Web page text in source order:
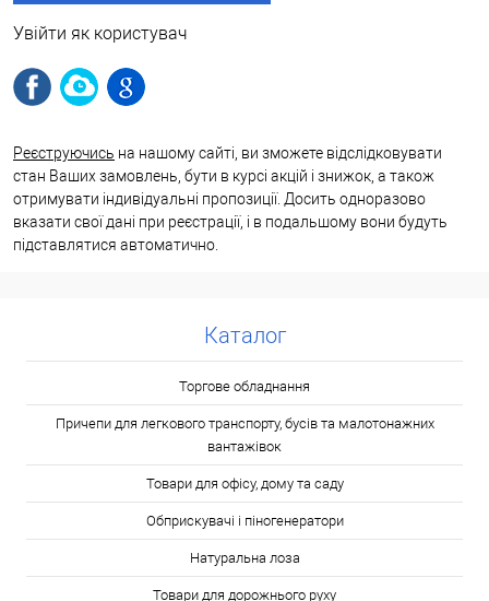
Увійти як користувач
Реєструючись на нашому сайті, ви зможете відслідковувати
стан Ваших замовлень, бути в курсі акцій і знижок, а також
отримувати індивідуальні пропозиції. Досить одноразово
вказати свої дані при реєстрації, і в подальшому вони будуть
підставлятися автоматично.
Каталог
Торгове обладнання
Причепи для легкового транспорту, бусів та малотонажних
вантажівок
Товари для офісу, дому та саду
Обприскувачі і піногенератори
Натуральна лоза
Товари для дорожнього руху